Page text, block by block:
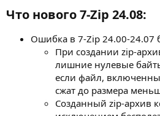
Что нового 7-Zip 24.08:​
Ошибка в 7-Zip 24.00-24.07
При создании zip-
лишние нулевые
если файл,
сжат до размера
Созданный zip-архив